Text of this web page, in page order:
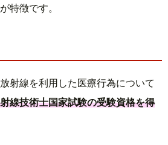
特徴です。
射線を利用した医療行為について
線技術士国家試験の受験資格を得